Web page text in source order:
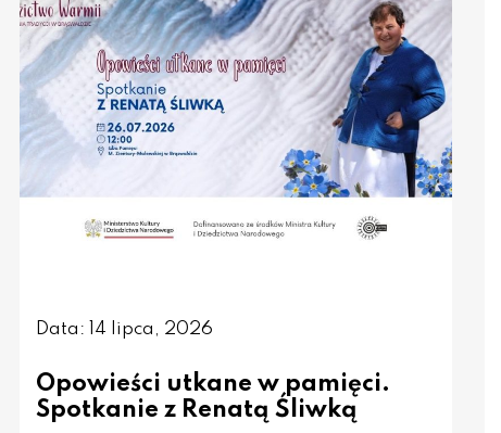
Data: 14 lipca, 2026
Opowieści utkane w pamięci.
Spotkanie z Renatą Śliwką